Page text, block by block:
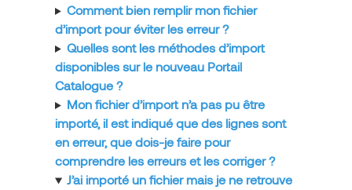
Comment bien remplir mon fichier
d’import pour éviter les erreur ?
Quelles sont les méthodes d’import
disponibles sur le nouveau Portail
Catalogue ?
Mon fichier d’import n’a pas pu être
importé, il est indiqué que des lignes sont
en erreur, que dois-je faire pour
comprendre les erreurs et les corriger ?
J’ai importé un fichier mais je ne retrouve